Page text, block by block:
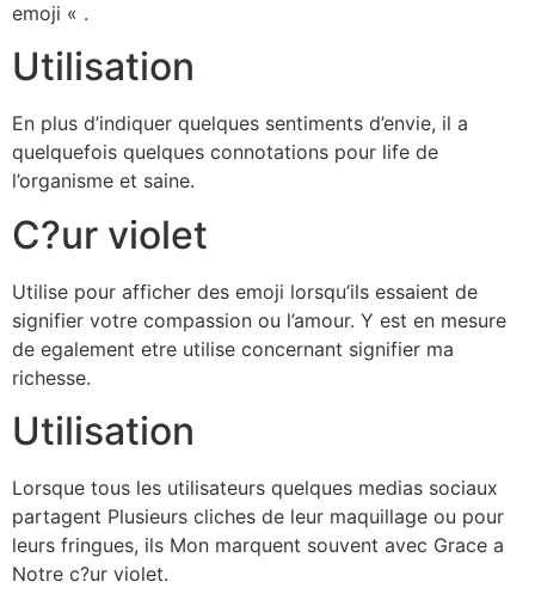
emoji « .
Utilisation
En plus d’indiquer quelques sentiments d’envie, il a
quelquefois quelques connotations pour life de
l’organisme et saine.
C?ur violet
Utilise pour afficher des emoji lorsqu’ils essaient de
signifier votre compassion ou l’amour. Y est en mesure
de egalement etre utilise concernant signifier ma
richesse.
Utilisation
Lorsque tous les utilisateurs quelques medias sociaux
partagent Plusieurs cliches de leur maquillage ou pour
leurs fringues, ils Mon marquent souvent avec Grace a
Notre c?ur violet.